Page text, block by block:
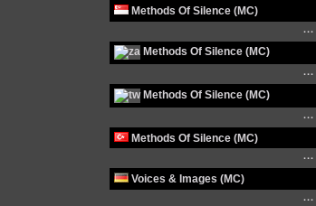
Methods Of Silence (MC)
···
Methods Of Silence (MC)
···
Methods Of Silence (MC)
···
Methods Of Silence (MC)
···
Voices & Images (MC)
···